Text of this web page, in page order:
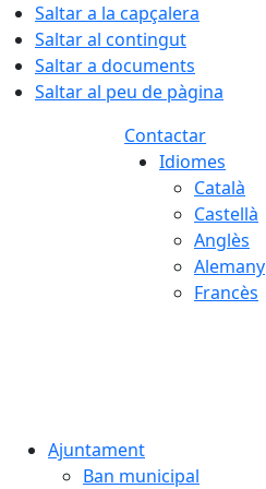
Saltar a la capçalera
Saltar al contingut
Saltar a documents
Saltar al peu de pàgina
Contactar
Idiomes
Català
Castellà
Anglès
Alemany
Francès
Ajuntament
Ban municipal